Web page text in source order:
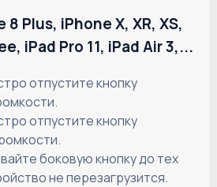
Plus, iPhone X, XR, XS,
iPad Pro 11, iPad Air 3,...
отпустите кнопку
отпустите кнопку
боковую кнопку до тех
не перезагрузится.